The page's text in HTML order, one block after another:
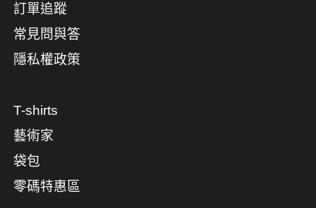
訂單追蹤
常見問與答
隱私權政策
T-shirts
藝術家
袋包
零碼特惠區